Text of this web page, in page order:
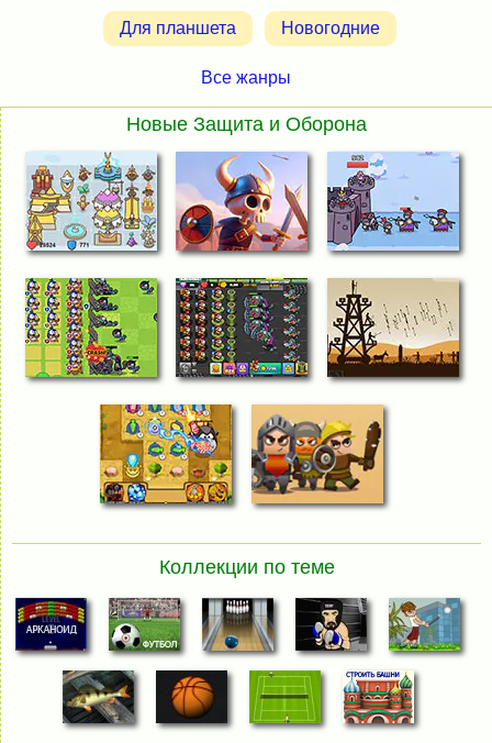
Для планшета Новогодние
Все жанры
Новые Защита и Оборона
Коллекции по теме